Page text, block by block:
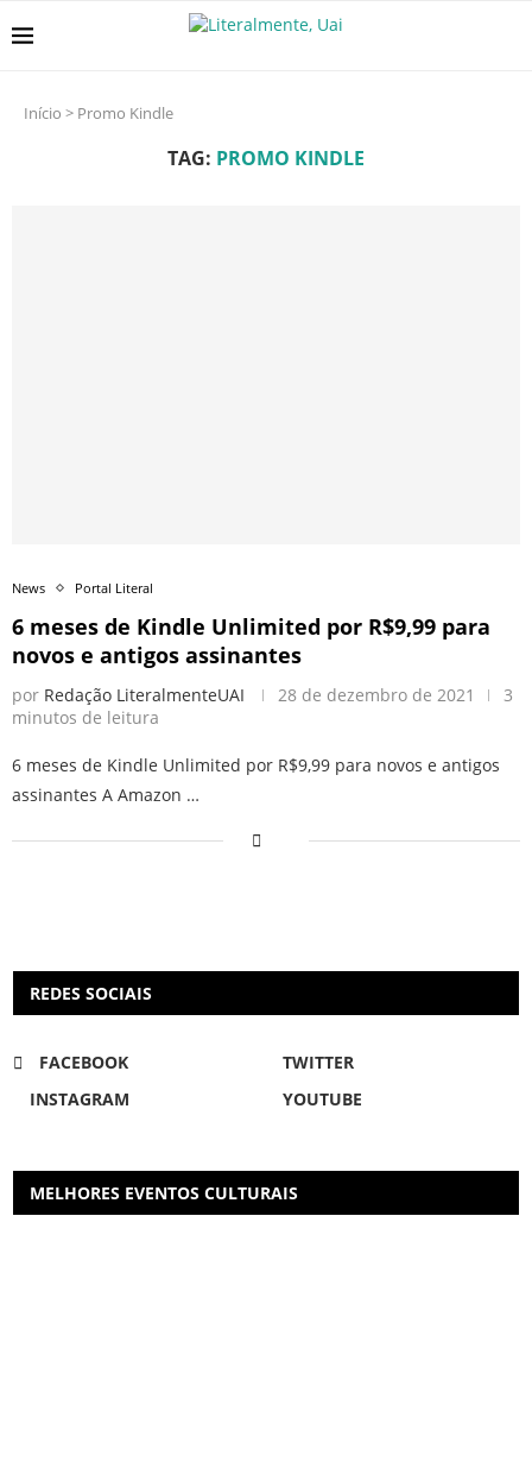
Início > Promo Kindle
TAG: PROMO KINDLE
News Portal Literal
6 meses de Kindle Unlimited por R$9,99 para
novos e antigos assinantes
por Redação LiteralmenteUAI 28 de dezembro de 2021
3
minutos de leitura
6 meses de Kindle Unlimited por R$9,99 para novos e antigos
assinantes A Amazon …
REDES SOCIAIS
FACEBOOK
TWITTER
INSTAGRAM
YOUTUBE
MELHORES EVENTOS CULTURAIS